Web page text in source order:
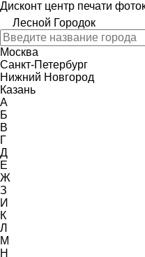
Дисконт центр печати
Лесной Городок
Москва
Санкт-Петербург
Нижний Новгород
Казань
А
Б
В
Г
Д
Е
Ж
З
И
К
Л
М
Н